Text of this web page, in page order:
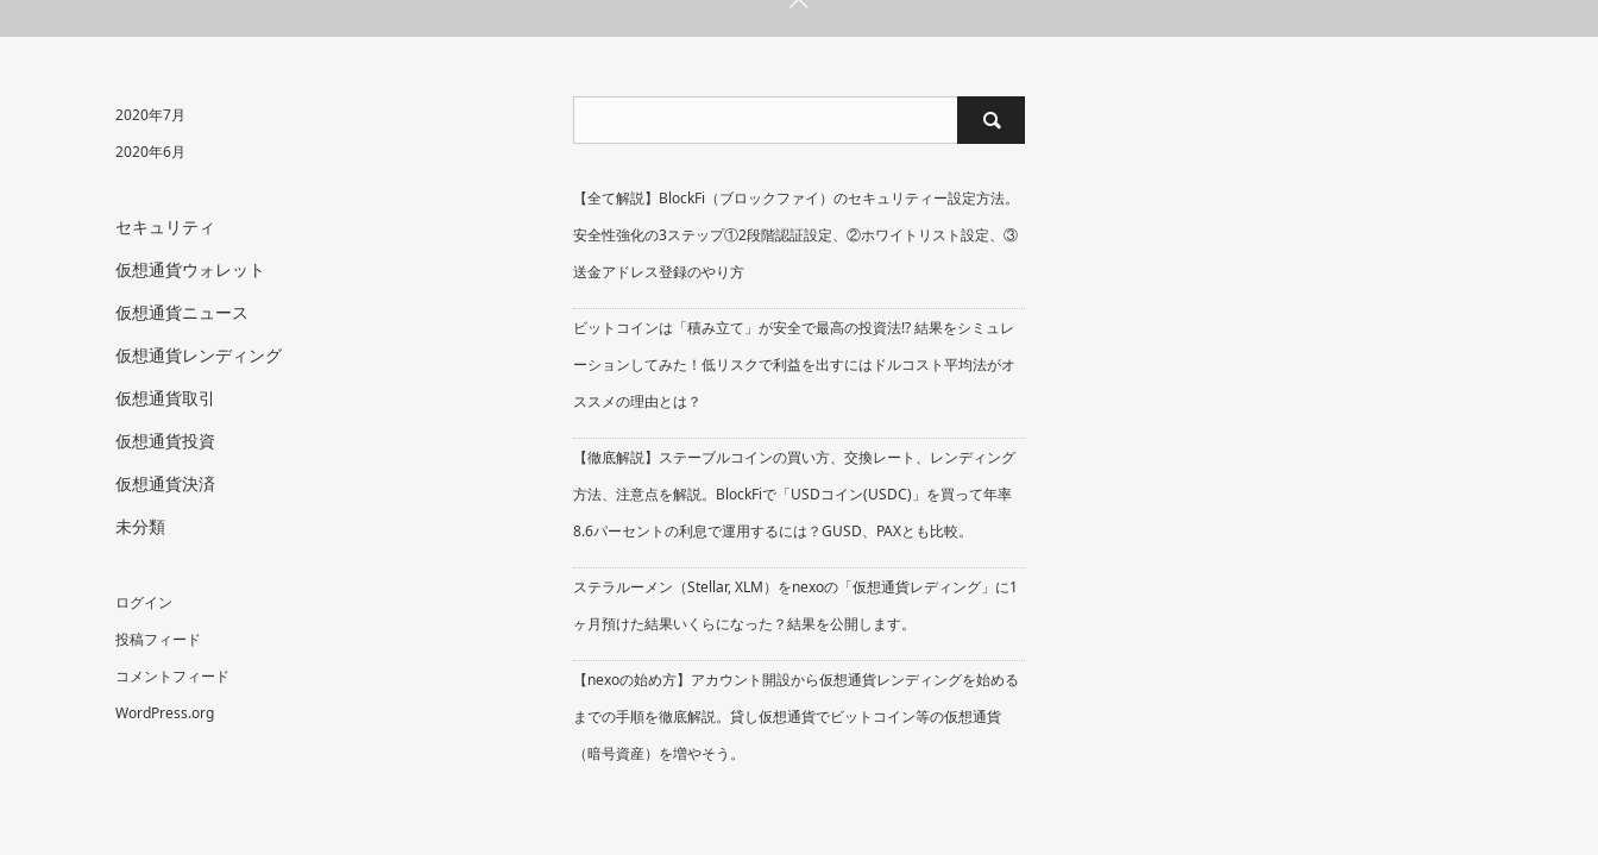
2020年7月
2020年6月
セキュリティ
仮想通貨ウォレット
仮想通貨ニュース
仮想通貨レンディング
仮想通貨取引
仮想通貨投資
仮想通貨決済
未分類
ログイン
投稿フィード
コメントフィード
WordPress.org
【全て解説】BlockFi（ブロックファイ）のセキュリティー設定方法。
安全性強化の3ステップ①2段階認証設定、②ホワイトリスト設定、③
送金アドレス登録のやり方
ビットコインは「積み立て」が安全で最高の投資法!? 結果をシミュレ
ーションしてみた！低リスクで利益を出すにはドルコスト平均法がオ
ススメの理由とは？
【徹底解説】ステーブルコインの買い方、交換レート、レンディング
方法、注意点を解説。BlockFiで「USDコイン(USDC)」を買って年率
8.6パーセントの利息で運用するには？GUSD、PAXとも比較。
ステラルーメン（Stellar, XLM）をnexoの「仮想通貨レディング」に1
ヶ月預けた結果いくらになった？結果を公開します。
【nexoの始め方】アカウント開設から仮想通貨レンディングを始める
までの手順を徹底解説。貸し仮想通貨でビットコイン等の仮想通貨
（暗号資産）を増やそう。